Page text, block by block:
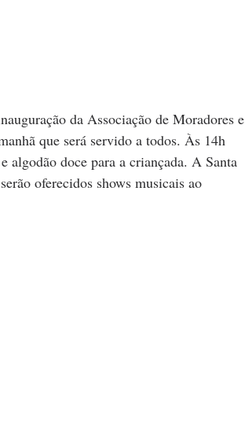
da Associação de Moradores e
que será servido a todos. Às 14h
doce para a criançada. A Santa
oferecidos shows musicais ao